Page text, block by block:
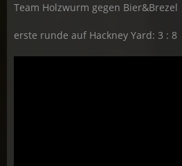
Team Holzwurm gegen Bier&Brezel
erste runde auf Hackney Yard: 3 : 8